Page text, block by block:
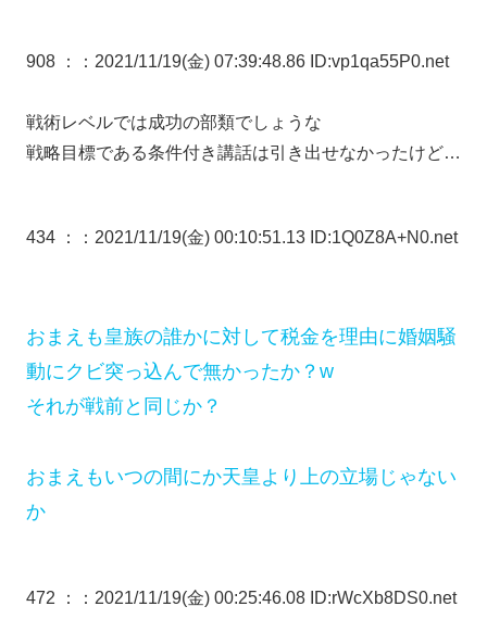
908 ： ：2021/11/19(金) 07:39:48.86 ID:vp1qa55P0.net
戦術レベルでは成功の部類でしょうな
戦略目標である条件付き講話は引き出せなかったけど…
434 ： ：2021/11/19(金) 00:10:51.13 ID:1Q0Z8A+N0.net
おまえも皇族の誰かに対して税金を理由に婚姻騒
動にクビ突っ込んで無かったか？w
それが戦前と同じか？
おまえもいつの間にか天皇より上の立場じゃない
か
472 ： ：2021/11/19(金) 00:25:46.08 ID:rWcXb8DS0.net